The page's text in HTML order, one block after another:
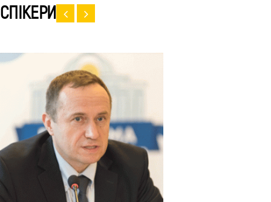
СПІКЕРИ